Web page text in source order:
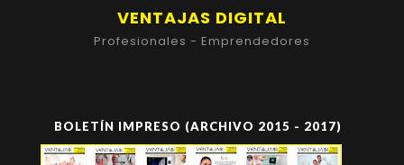
VENTAJAS DIGITAL
Profesionales - Emprendedores
BOLETÍN IMPRESO (ARCHIVO 2015 - 2017)